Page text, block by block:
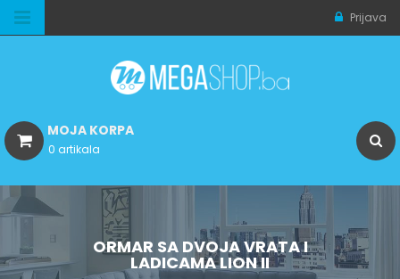
Prijava
MOJA KORPA
0 artikala
ORMAR SA DVOJA VRATA I
LADICAMA LION II